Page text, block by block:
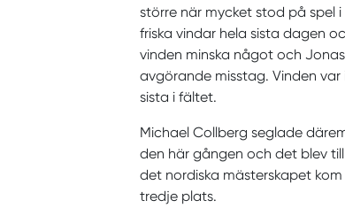
större när mycket stod på spel
friska vindar hela sista dagen
vinden minska något och
avgörande misstag. Vinden
sista i fältet.
Michael Collberg seglade
den här gången och det blev
det nordiska mästerskapet
tredje plats.